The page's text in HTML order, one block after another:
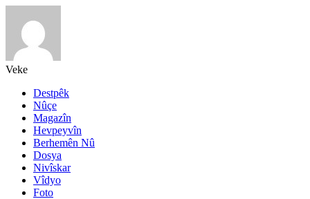
Veke
Destpêk
Nûçe
Magazîn
Hevpeyvîn
Berhemên Nû
Dosya
Nivîskar
Vîdyo
Foto